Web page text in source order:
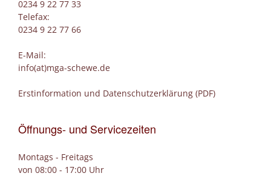
0234 9 22 77 33
Telefax:
0234 9 22 77 66
E-Mail:
info(at)mga-schewe.de
Erstinformation und Datenschutzerklärung (PDF)
Öffnungs- und Servicezeiten
Montags - Freitags
von 08:00 - 17:00 Uhr